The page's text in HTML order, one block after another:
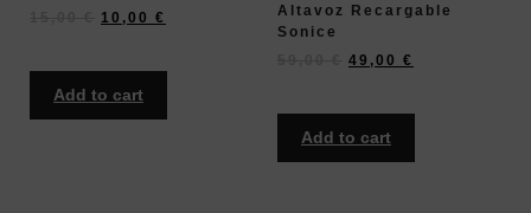
10,00 €
Add to cart
Altavoz Recargable
Sonice
49,00 €
Add to cart